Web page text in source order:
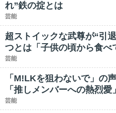
れ”鉄の掟とは
芸能
超ストイックな武尊が“引
つとは「子供の頃から食べ
芸能
「M!LKを狙わないで」の
「推しメンバーへの熱烈
芸能